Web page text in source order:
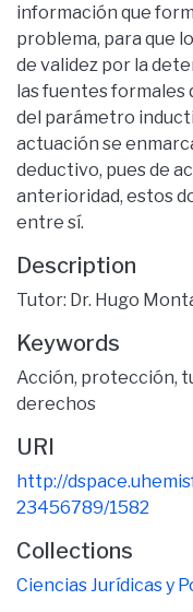
información que
problema, para que
de validez por la
las fuentes formales
del parámetro
actuación se
deductivo, pues de
anterioridad, estos
entre sí.
Description
Tutor: Dr. Hugo
Keywords
Acción, protección,
derechos
URI
http://
23456789/1582
Collections
Ciencias Jurídicas y